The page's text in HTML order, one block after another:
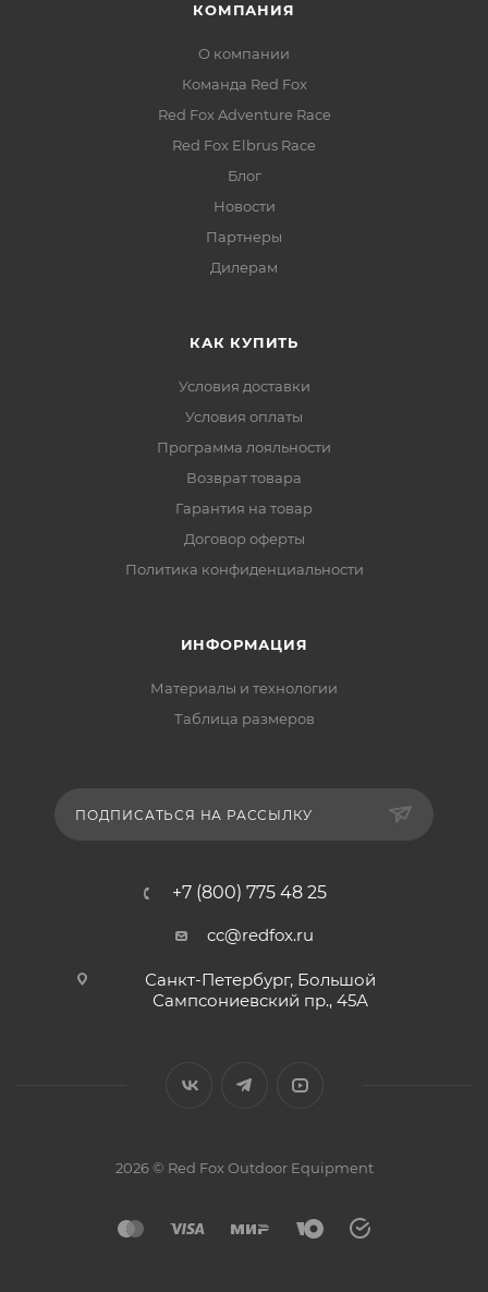
КОМПАНИЯ
О компании
Команда Red Fox
Red Fox Adventure Race
Red Fox Elbrus Race
Блог
Новости
Партнеры
Дилерам
КАК КУПИТЬ
Условия доставки
Условия оплаты
Программа лояльности
Возврат товара
Гарантия на товар
Договор оферты
Политика конфиденциальности
ИНФОРМАЦИЯ
Материалы и технологии
Таблица размеров
ПОДПИСАТЬСЯ НА РАССЫЛКУ
+7 (800) 775 48 25
cc@redfox.ru
Санкт-Петербург, Большой
Сампсониевский пр., 45А
2026 © Red Fox Outdoor Equipment